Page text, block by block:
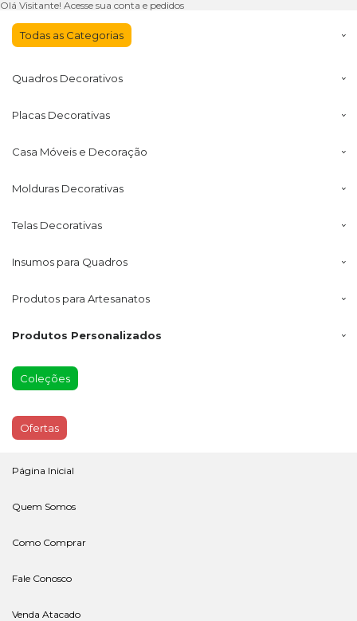
Olá Visitante! Acesse sua conta e pedidos
Todas as Categorias
Quadros Decorativos
Placas Decorativas
Casa Móveis e Decoração
Molduras Decorativas
Telas Decorativas
Insumos para Quadros
Produtos para Artesanatos
Produtos Personalizados
Coleções
Ofertas
Página Inicial
Quem Somos
Como Comprar
Fale Conosco
Venda Atacado